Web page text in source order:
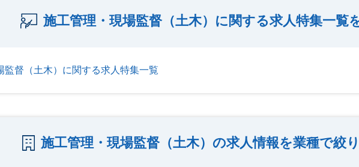
施工管理・現場監督（土木）に関する求人特集一覧
監督（土木）に関する求人特集一覧
施工管理・現場監督（土木）の求人情報を業種で絞